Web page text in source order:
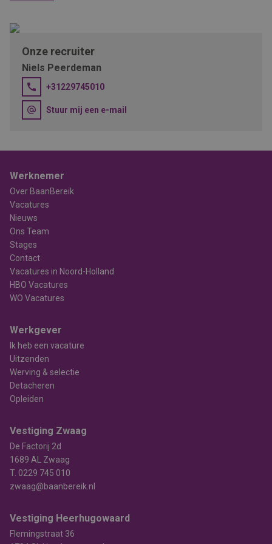
Onze recruiter
Niels Peerdeman
+31229745010
Stuur mij een e-mail
Werknemer
Over BaanBereik
Vacatures
Nieuws
Ons Team
Stages
Contact
Vacatures in Noord-Holland
HBO Vacatures
WO Vacatures
Werkgever
Ik heb een vacature
Uitzenden
Werving & selectie
Detacheren
Opleiden
Vestiging Zwaag
De Factorij 2d
1689 AL Zwaag
T. 0229 745 010
zwaag@baanbereik.nl
Vestiging Heerhugowaard
Flemingstraat 36